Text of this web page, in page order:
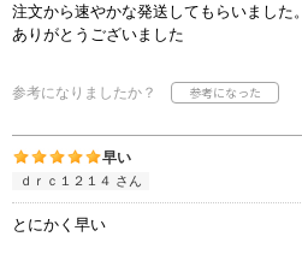
注文から速やかな発送してもらいました。
ありがとうございました
参考になりましたか？
早い
ｄｒｃ１２１４ さん
とにかく早い